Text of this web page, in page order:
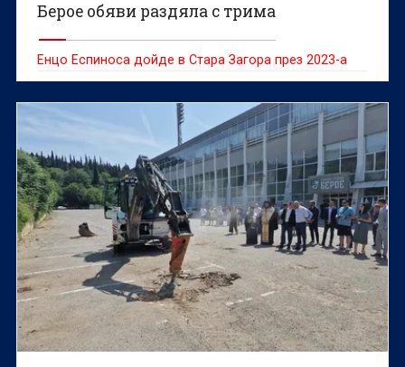
Берое обяви раздяла с трима
Енцо Еспиноса дойде в Стара Загора през 2023-а